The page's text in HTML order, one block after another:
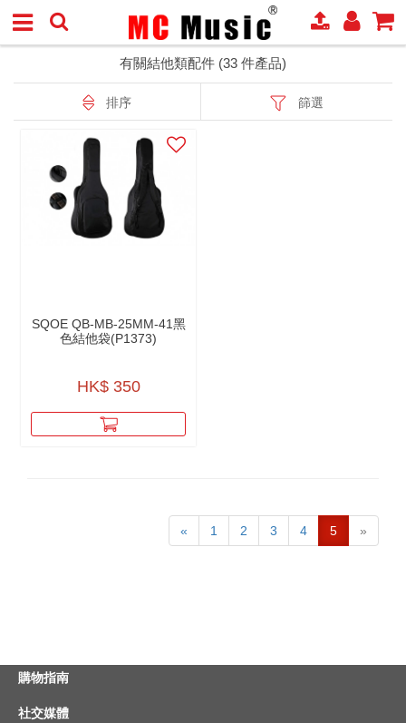
有關結他類配件 (33 件產品)
排序 篩選
SQOE QB-MB-25MM-41黑
色結他袋(P1373)
HK$ 350
« 1 2 3 4 5 »
購物指南
社交媒體